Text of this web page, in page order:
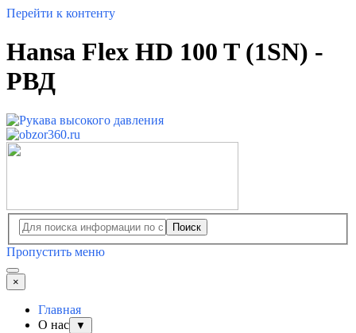
Перейти к контенту
Hansa Flex HD 100 T (1SN) -
РВД
Поиск
Пропустить меню
×
Главная
О нас
▼